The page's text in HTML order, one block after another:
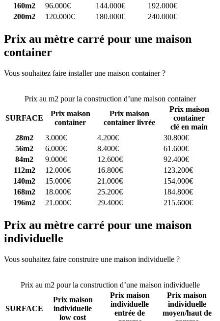
160m2
96.000€ 144.000€
192.000€
200m2
120.000€ 180.000€ 240.000€
Prix au mètre carré pour une maison
container
Vous souhaitez faire installer une maison container ?
Prix au m2 pour la construction d’une maison container
SURFACE
Prix maison
container
Prix maison
container livrée
Prix maison
container
clé en main
28m2
3.000€ 4.200€
30.800€
56m2
6.000€ 8.400€
61.600€
84m2
9.000€ 12.600€
92.400€
112m2
12.000€ 16.800€
123.200€
140m2
15.000€ 21.000€
154.000€
168m2
18.000€ 25.200€
184.800€
196m2
21.000€ 29.400€ 215.600€
Prix au mètre carré pour une maison
individuelle
Vous souhaitez faire construire une maison individuelle ?
Prix au m2 pour la construction d’une maison individuelle
SURFACE
Prix maison
individuelle
low cost
Prix maison
individuelle
entrée de
Prix maison
individuelle
moyen/haut de